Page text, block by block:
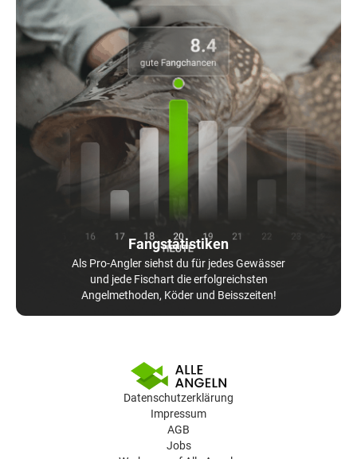
Fangstatistiken
Als Pro-Angler siehst du für jedes Gewässer
und jede Fischart die erfolgreichsten
Angelmethoden, Köder und Beisszeiten!
Datenschutzerklärung
Impressum
AGB
Jobs